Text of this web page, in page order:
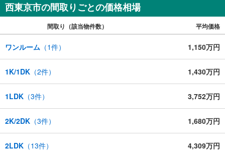
西東京市の間取りごとの価格相場
間取り（該当物件数） 平均価格
ワンルーム （1件） 1,150万円
1K/1DK （2件） 1,430万円
1LDK （3件） 3,752万円
2K/2DK （3件） 1,680万円
2LDK （13件） 4,309万円